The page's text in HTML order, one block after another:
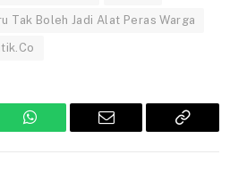
Tak Boleh Jadi Alat Peras Warga
WhatsApp Email
Copy